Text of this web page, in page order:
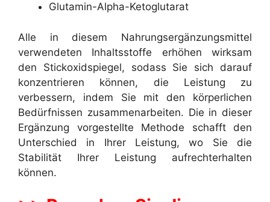
Glutamin-Alpha-Ketoglutarat
Alle in diesem Nahrungsergänzungsmittel
verwendeten Inhaltsstoffe erhöhen wirksam
den Stickoxidspiegel, sodass Sie sich darauf
konzentrieren können, die Leistung zu
verbessern, indem Sie mit den körperlichen
Bedürfnissen zusammenarbeiten. Die in dieser
Ergänzung vorgestellte Methode schafft den
Unterschied in Ihrer Leistung, wo Sie die
Stabilität Ihrer Leistung aufrechterhalten
können.